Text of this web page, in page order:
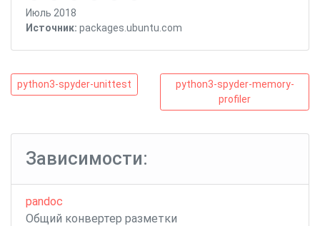
Июль 2018
Источник: packages.ubuntu.com
Навигация
python3-
spyder-
python3-spyder-unittest
python3-
memory-
profiler
python3-spyder-memory-
profiler
Зависимости:
pandoc
Общий конвертер разметки